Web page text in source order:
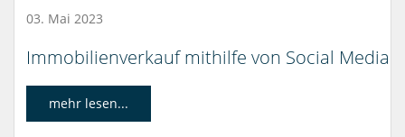
03. Mai 2023
Immobilienverkauf mithilfe von Social Media
mehr lesen...